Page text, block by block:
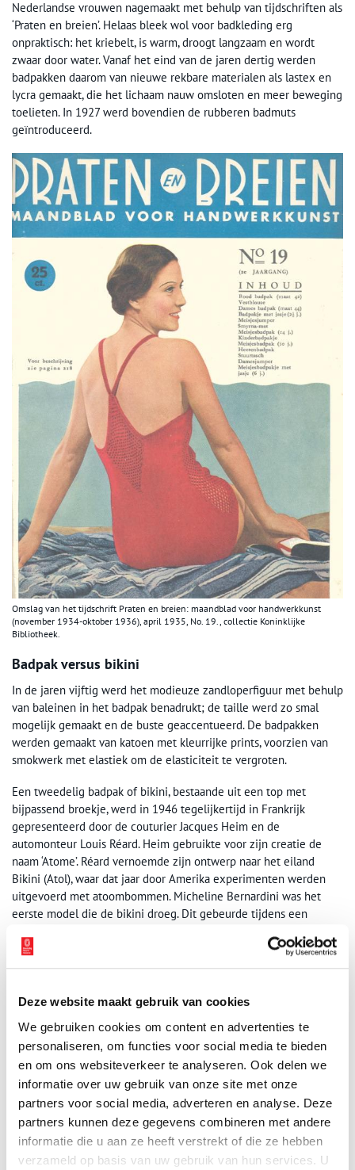
Deze website maakt gebruik van cookies
We gebruiken cookies om content en advertenties te
personaliseren, om functies voor social media te bieden
en om ons websiteverkeer te analyseren. Ook delen we
informatie over uw gebruik van onze site met onze
partners voor social media, adverteren en analyse. Deze
partners kunnen deze gegevens combineren met andere
informatie die u aan ze heeft verstrekt of die ze hebben
verzameld op basis van uw gebruik van hun services. U
Nederlandse vrouwen nagemaakt met behulp van tijdschriften als
‘Praten en breien’. Helaas bleek wol voor badkleding erg
onpraktisch: het kriebelt, is warm, droogt langzaam en wordt
zwaar door water. Vanaf het eind van de jaren dertig werden
badpakken daarom van nieuwe rekbare materialen als lastex en
lycra gemaakt, die het lichaam nauw omsloten en meer beweging
toelieten. In 1927 werd bovendien de rubberen badmuts
geïntroduceerd.
Omslag van het tijdschrift Praten en breien: maandblad voor handwerkkunst
(november 1934-oktober 1936), april 1935, No. 19., collectie Koninklijke
Bibliotheek.
Badpak versus bikini
In de jaren vijftig werd het modieuze zandloperfiguur met behulp
van baleinen in het badpak benadrukt; de taille werd zo smal
mogelijk gemaakt en de buste geaccentueerd. De badpakken
werden gemaakt van katoen met kleurrijke prints, voorzien van
smokwerk met elastiek om de elasticiteit te vergroten.
Een tweedelig badpak of bikini, bestaande uit een top met
bijpassend broekje, werd in 1946 tegelijkertijd in Frankrijk
gepresenteerd door de couturier Jacques Heim en de
automonteur Louis Réard. Heim gebruikte voor zijn creatie de
naam ‘Atome’. Réard vernoemde zijn ontwerp naar het eiland
Bikini (Atol), waar dat jaar door Amerika experimenten werden
uitgevoerd met atoombommen. Micheline Bernardini was het
eerste model die de bikini droeg. Dit gebeurde tijdens een
1946. Zij was een bekende naaktdanseres bij het Casino de Paris.
De bikini vond men veel te bloot en ordinair, waardoor Réard
presentatie. Ondanks dat de bikini al in de vijftiger jaren in
Amerika worden geaccepteerd.